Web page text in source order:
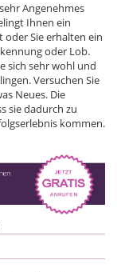
Angenehmes
Ihnen ein
Sie erhalten ein
oder Lob.
sich sehr wohl und
Versuchen Sie
Neues. Die
sie dadurch zu
kommen.